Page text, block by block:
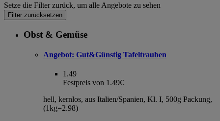
Setze die Filter zurück, um alle Angebote zu sehen
Filter zurücksetzen
Obst & Gemüse
Angebot: Gut&Günstig Tafeltrauben
1.49
Festpreis von 1.49€
hell, kernlos, aus Italien/Spanien, Kl. I, 500g Packung,
(1kg=2.98)